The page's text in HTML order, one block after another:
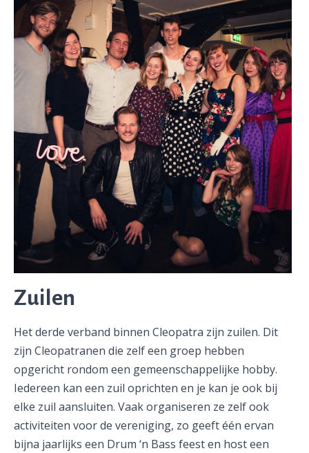
Zuilen
Het derde verband binnen Cleopatra zijn zuilen. Dit
zijn Cleopatranen die zelf een groep hebben
opgericht rondom een gemeenschappelijke hobby.
Iedereen kan een zuil oprichten en je kan je ook bij
elke zuil aansluiten. Vaak organiseren ze zelf ook
activiteiten voor de vereniging, zo geeft één ervan
bijna jaarlijks een Drum ‘n Bass feest en host een